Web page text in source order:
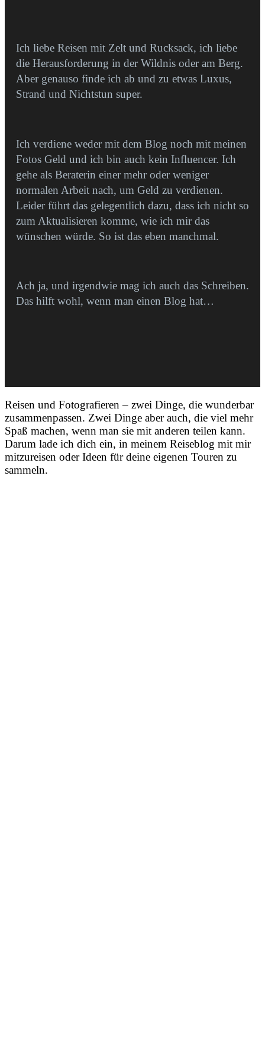
Ich liebe Reisen mit Zelt und Rucksack, ich liebe
die Herausforderung in der Wildnis oder am Berg.
Aber genauso finde ich ab und zu etwas Luxus,
Strand und Nichtstun super.
Ich verdiene weder mit dem Blog noch mit meinen
Fotos Geld und ich bin auch kein Influencer. Ich
gehe als Beraterin einer mehr oder weniger
normalen Arbeit nach, um Geld zu verdienen.
Leider führt das gelegentlich dazu, dass ich nicht so
zum Aktualisieren komme, wie ich mir das
wünschen würde. So ist das eben manchmal.
Ach ja, und irgendwie mag ich auch das Schreiben.
Das hilft wohl, wenn man einen Blog hat…
Reisen und Fotografieren – zwei Dinge, die wunderbar
zusammenpassen. Zwei Dinge aber auch, die viel mehr
Spaß machen, wenn man sie mit anderen teilen kann.
Darum lade ich dich ein, in meinem Reiseblog mit mir
mitzureisen oder Ideen für deine eigenen Touren zu
sammeln.